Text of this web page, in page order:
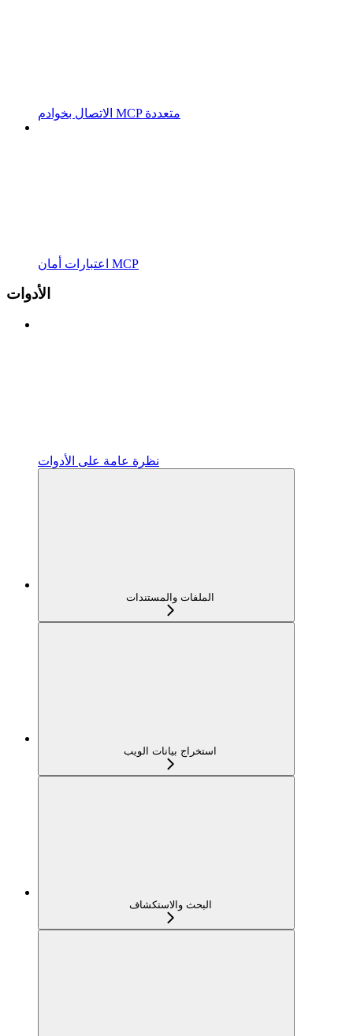
الاتصال بخوادم MCP متعددة
اعتبارات أمان MCP
الأدوات
نظرة عامة على الأدوات
الملفات والمستندات
استخراج بيانات الويب
البحث والاستكشاف